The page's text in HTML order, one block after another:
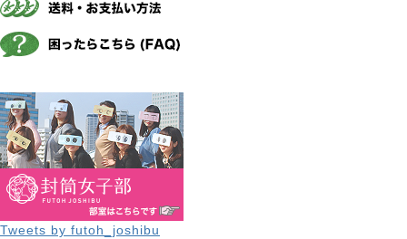
Tweets by futoh_joshibu